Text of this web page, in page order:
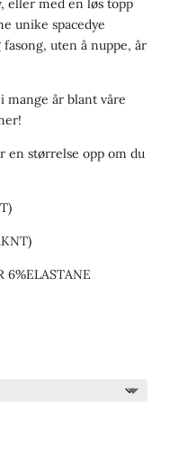
eller med en løs topp
unike spacedye
uten å nuppe, år
år blant våre
en størrelse opp om du
6%ELASTANE